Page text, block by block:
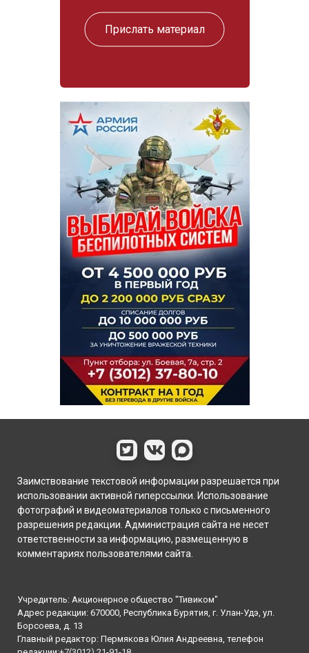
Прислать материал
Заимствование текстовой информации разрешается при
использовании активной гиперссылки. Использование
фотографий и видеоматериалов только с письменного
разрешения редакции. Администрация сайта не несет
ответственности за информацию, размещенную в
комментариях пользователями сайта.
Учредитель: Акционерное общество "Тивиком"
Адрес редакции: 670000, Республика Бурятия, г. Улан-Удэ, ул.
Борсоева, д. 13
Главный редактор: Пермякова Юлия Андреевна, телефон